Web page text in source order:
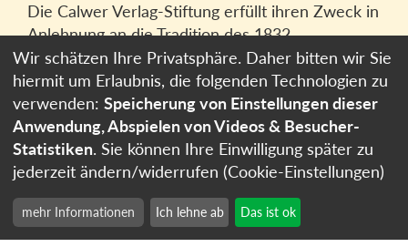
Die Calwer Verlag-Stiftung erfüllt ihren Zweck in
Anlehnung an die Tradition des 1832
gegründeten Calwer Verlagsvereins, der
heutigen Calwer Verlag Bücher und Medien
GmbHin Stuttgart.
Impressum
Datenschutzerklärung
Cookie-Einstellungen
Wir schätzen Ihre Privatsphäre. Daher bitten wir Sie
hiermit um Erlaubnis, die folgenden Technologien zu
verwenden: Speicherung von Einstellungen dieser
Anwendung, Abspielen von Videos & Besucher-
Statistiken. Sie können Ihre Einwilligung später zu
jederzeit ändern/widerrufen (Cookie-Einstellungen)
mehr Informationen Ich lehne ab Das ist ok